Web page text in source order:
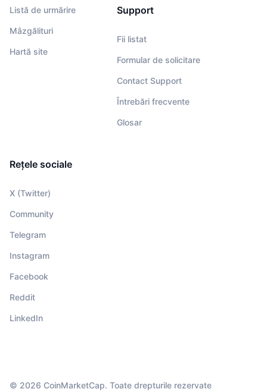
Listă de urmărire
Mâzgălituri
Hartă site
Support
Fii listat
Formular de solicitare
Contact Support
Întrebări frecvente
Glosar
Rețele sociale
X (Twitter)
Community
Telegram
Instagram
Facebook
Reddit
LinkedIn
© 2026 CoinMarketCap. Toate drepturile rezervate